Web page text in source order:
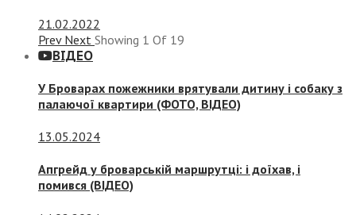
21.02.2022
Prev Next Showing 1 Of 19
ВІДЕО
У Броварах пожежники врятували дитину і собаку з
палаючої квартири (ФОТО, ВІДЕО)
13.05.2024
Апгрейд у броварській маршрутці: і доїхав, і
помився (ВІДЕО)